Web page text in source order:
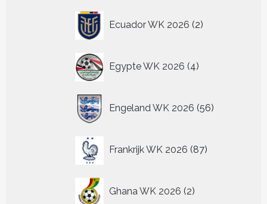
Ecuador WK 2026 2
producten
Egypte WK 2026 4
producten
Engeland WK 2026 56
producten
Frankrijk WK 2026 87
producten
Ghana WK 2026 2
producten